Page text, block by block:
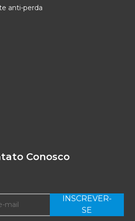
anti-perda
Conosco
INSCREVER-
SE